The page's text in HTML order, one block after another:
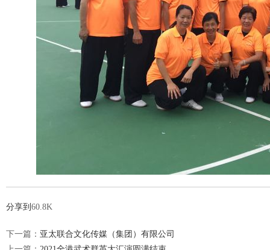
分享到 60.8K
下一篇： 亚太联合文化传媒（集团）有限公司